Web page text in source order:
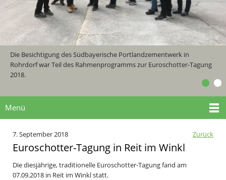
Die Besichtigung des Südbayerische Portlandzementwerk in
Rohrdorf war Teil des Rahmenprogramms zur Euroschotter-Tagung
2018.
Menü
Zurück
7. September 2018
Euroschotter-Tagung in Reit im Winkl
Die diesjährige, traditionelle Euroschotter-Tagung fand am
07.09.2018 in Reit im Winkl statt.